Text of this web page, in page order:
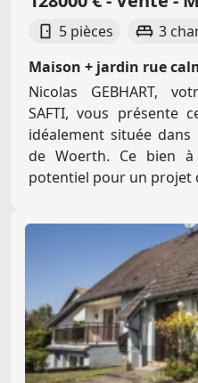
5 pièces 3
Maison + jardin rue
Nicolas GEBHART,
SAFTI, vous présente
idéalement située
de Woerth. Ce bien
potentiel pour un projet